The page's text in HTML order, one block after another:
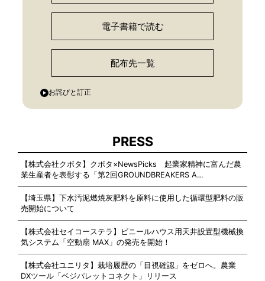
電子書籍で読む
配布先一覧
お詫びと訂正
PRESS
【株式会社クボタ】クボタ×NewsPicks 起業家精神に富んだ農
業生産者を表彰する「第2回GROUNDBREAKERS A…
【埼玉県】下水汚泥燃焼灰肥料を原料に使用した循環型肥料の販
売開始について
【株式会社セイコーステラ】ビニールハウス用天井設置型機械換
気システム「空動扇 MAX」の発売を開始！
【株式会社ユニリタ】栽培履歴の「目視確認」をゼロへ。農業
DXツール「ベジパレットコネクト」リリース